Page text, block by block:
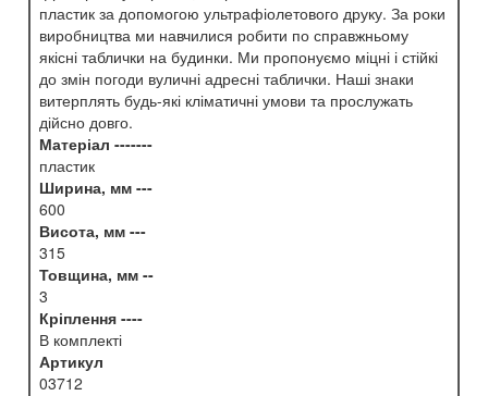
пластик за допомогою ультрафіолетового друку. За роки
виробництва ми навчилися робити по справжньому
якісні таблички на будинки. Ми пропонуємо міцні і стійкі
до змін погоди вуличні адресні таблички. Наші знаки
витерплять будь-які кліматичні умови та прослужать
дійсно довго.
Матеріал -------
пластик
Ширина, мм ---
600
Висота, мм ---
315
Товщина, мм --
3
Кріплення ----
В комплекті
Артикул
03712